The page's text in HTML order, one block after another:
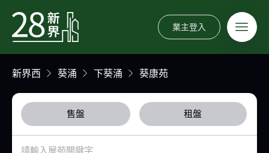
業主登入
新界西 葵涌 下葵涌 葵康苑
售盤 租盤